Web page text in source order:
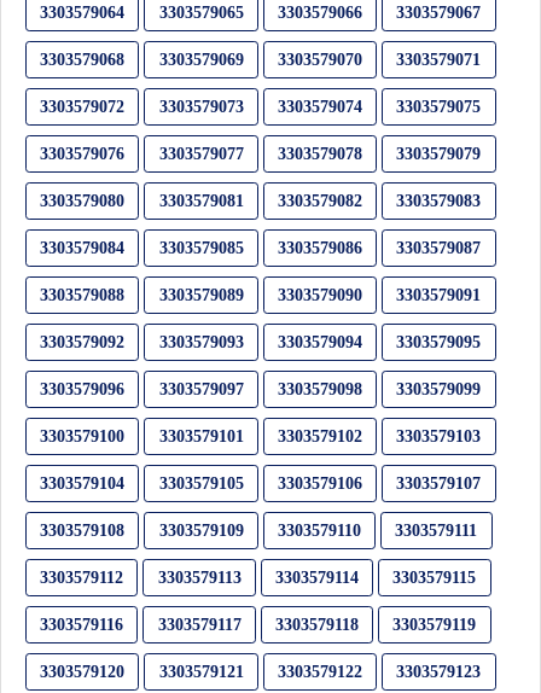
3303579064 3303579065 3303579066 3303579067
3303579068 3303579069 3303579070 3303579071
3303579072 3303579073 3303579074 3303579075
3303579076 3303579077 3303579078 3303579079
3303579080 3303579081 3303579082 3303579083
3303579084 3303579085 3303579086 3303579087
3303579088 3303579089 3303579090 3303579091
3303579092 3303579093 3303579094 3303579095
3303579096 3303579097 3303579098 3303579099
3303579100 3303579101 3303579102 3303579103
3303579104 3303579105 3303579106 3303579107
3303579108 3303579109 3303579110 3303579111
3303579112 3303579113 3303579114 3303579115
3303579116 3303579117 3303579118 3303579119
3303579120 3303579121 3303579122 3303579123